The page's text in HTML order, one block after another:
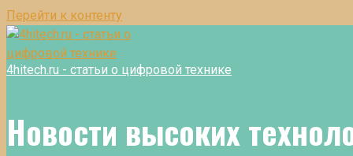
Перейти к контенту
4hitech.ru - статьи о цифровой технике
Новости высоких